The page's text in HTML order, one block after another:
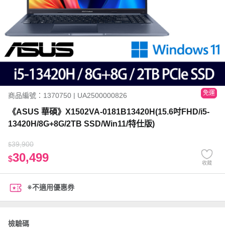
商品編號：1370750 | UA2500000826 免運
《ASUS 華碩》X1502VA-0181B13420H(15.6吋FHD/i5-
13420H/8G+8G/2TB SSD/Win11/特仕版)
$39,900
$30,499 收藏
※不適用優惠券
檢驗碼